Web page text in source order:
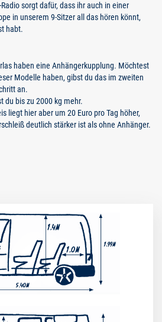
sorgt dafür, dass ihr auch in einer
in unserem 9-Sitzer all das hören könnt,
habt.
haben eine Anhängerkupplung. Möchtest
Modelle haben, gibst du das im zweiten
an.
du bis zu 2000 kg mehr.
liegt hier aber um 20 Euro pro Tag höher,
deutlich stärker ist als ohne Anhänger.